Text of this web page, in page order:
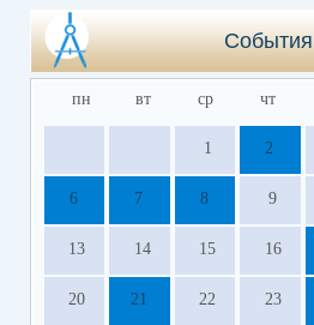
События
пн вт ср чт
1 2
6 7 8 9
13 14 15 16
20 21 22 23